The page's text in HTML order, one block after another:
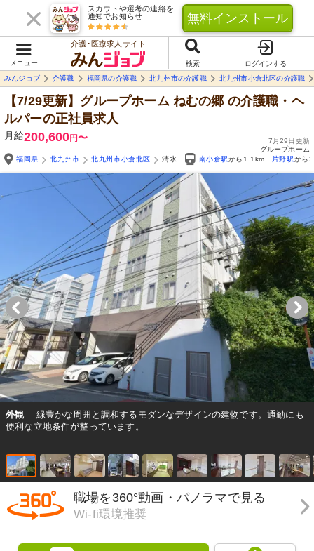
スカウトや選考の連絡を
通知でお知らせ
無料インストール
メニュー
介護･医療求人サイト
検索
ログインする
みんジョブ
介護職 福岡県の介護職 北九州市の介護職 北九州市小倉北区の介護職
【7/29更新】グループホーム ねむの郷 の介護職・ヘ
ルパーの正社員求人
月給200,600円〜
7月29日更新
グループホーム
福岡県
北九州市 北九州市小倉北区 清水 南小倉駅から1.1km 片野駅から
自
外観
緑豊かな周囲と調和するモダンなデザインの建物です。通勤にも
便利な立地条件が整っています。
職場を360°動画・パノラマで見る
Wi-fi環境推奨